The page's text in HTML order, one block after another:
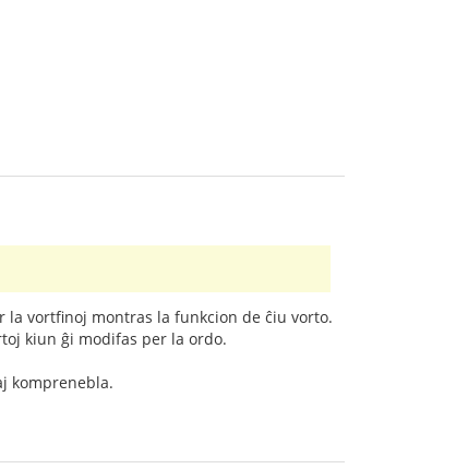
la vortfinoj montras la funkcion de ĉiu vorto.
kiun ĝi modifas per la ordo.
komprenebla.